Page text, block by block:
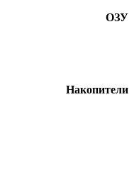
ОЗУ
Накопители